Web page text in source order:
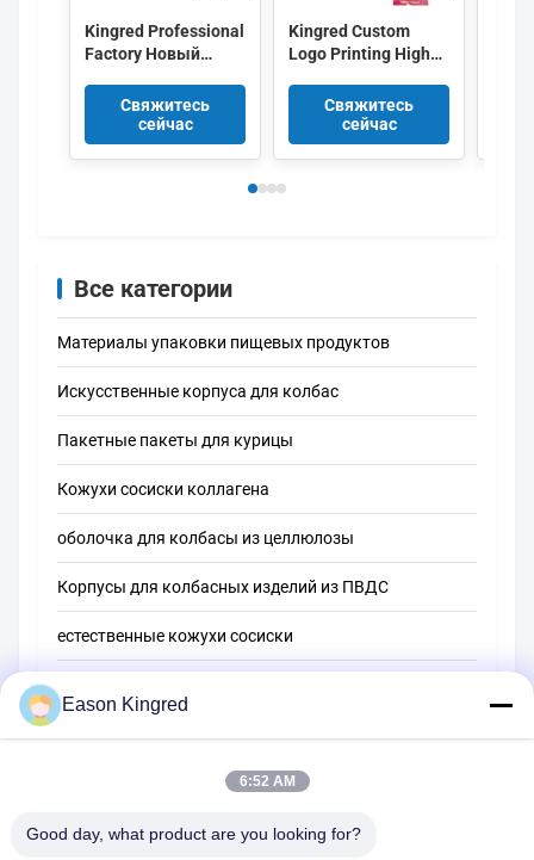
Kingred Professional
Factory Новый
колбасный корпус
пластик пищевого
качества OEM
Свяжитесь
сейчас
Kingred Custom
Logo Printing High
Sausage Casing Film
Свяжитесь
сейчас
Все категории
Материалы упаковки пищевых продуктов
Искусственные корпуса для колбас
Пакетные пакеты для курицы
Кожухи сосиски коллагена
оболочка для колбасы из целлюлозы
Корпусы для колбасных изделий из ПВДС
естественные кожухи сосиски
Вакуумные пищевые пакеты
Пленка для упаковки пищевых продуктов
Eason Kingred
6:52 AM
Good day, what product are you looking for?